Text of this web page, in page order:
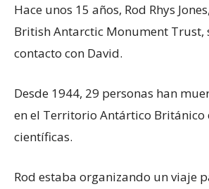
Hace unos 15 años, Rod Rhys
British Antarctic Monument Trust,
contacto con David.
Desde 1944, 29 personas han
en el Territorio Antártico Británico
científicas.
Rod estaba organizando un viaje